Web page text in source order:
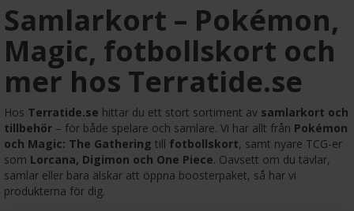
Samlarkort – Pokémon,
Magic, fotbollskort och
mer hos Terratide.se
Hos Terratide.se hittar du ett stort sortiment av samlarkort och
tillbehör – för både spelare och samlare. Vi har allt från Pokémon
och Magic: The Gathering till fotbollskort, samt nyare TCG-er
som Lorcana, Digimon och One Piece. Oavsett om du tävlar,
samlar eller bara älskar att öppna boosterpaket, så har vi
produkterna för dig.